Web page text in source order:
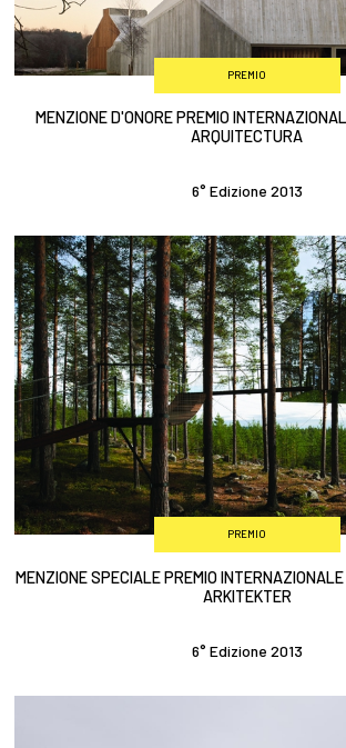
PREMIO
MENZIONE D'ONORE PREMIO
ARQUITECTURA
6° Edizione 2013
PREMIO
MENZIONE SPECIALE PREMIO
ARKITEKTER
6° Edizione 2013